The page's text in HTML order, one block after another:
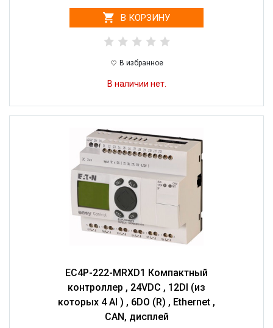
В КОРЗИНУ
В избранное
В наличии нет.
EC4P-222-MRXD1 Компактный
контроллер , 24VDC , 12DI (из
которых 4 AI ) , 6DO (R) , Ethernet ,
CAN, дисплей